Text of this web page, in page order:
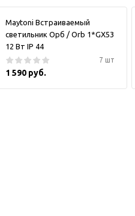
Maytoni Встраиваемый
светильник Орб / Orb 1*GX53
12 Вт IP 44
7 шт
1 590 руб.